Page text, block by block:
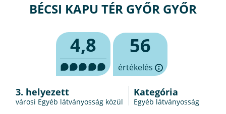
BÉCSI KAPU TÉR GYŐR GYŐR
4,8 56
értékelés
3. helyezett
városi Egyéb látványosság közül
Kategória
Egyéb látványosság